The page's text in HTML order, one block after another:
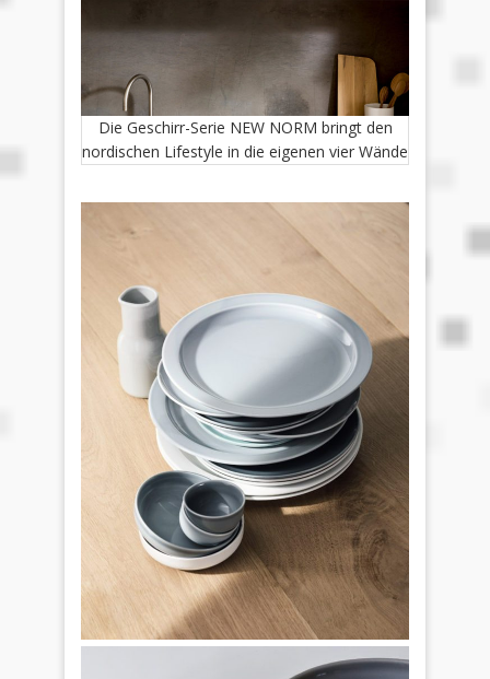
Die Geschirr-Serie NEW NORM bringt den
nordischen Lifestyle in die eigenen vier Wände